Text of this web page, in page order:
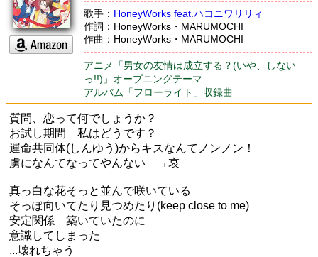
歌手： HoneyWorks feat.ハコニワリリィ
作詞：HoneyWorks・MARUMOCHI
作曲：HoneyWorks・MARUMOCHI
アニメ「男女の友情は成立する？(いや、しない
っ!!)」オープニングテーマ
アルバム「フローライト」収録曲
質問、恋って何でしょうか？
お試し期間 私はどうです？
運命共同体(しんゆう)からキスなんてノンノン！
虜になんてなってやんない →哀
真っ白な花そっと並んで咲いている
そっぽ向いてたり見つめたり(keep close to me)
安定関係 築いていたのに
意識してしまった
...壊れちゃう